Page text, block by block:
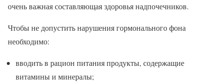
очень важная составляющая здоровья надпочечников.
Чтобы не допустить нарушения гормонального фона
необходимо:
вводить в рацион питания продукты, содержащие
витамины и минералы;